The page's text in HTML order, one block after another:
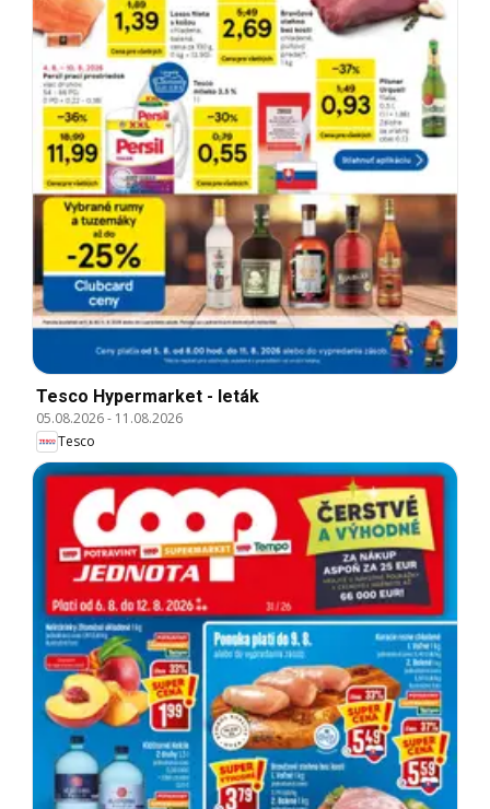
Tesco Hypermarket - leták
05.08.2026- 11.08.2026
Tesco